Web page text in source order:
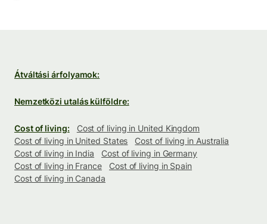
Átváltási árfolyamok:
Nemzetközi utalás külföldre:
Cost of living:
Cost of living in United Kingdom
Cost of living in United States
Cost of living in Australia
Cost of living in India
Cost of living in Germany
Cost of living in France
Cost of living in Spain
Cost of living in Canada